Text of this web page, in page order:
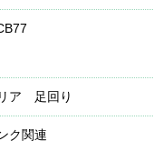
ア 足回り
ク関連